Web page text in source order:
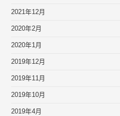
2021年12月
2020年2月
2020年1月
2019年12月
2019年11月
2019年10月
2019年4月